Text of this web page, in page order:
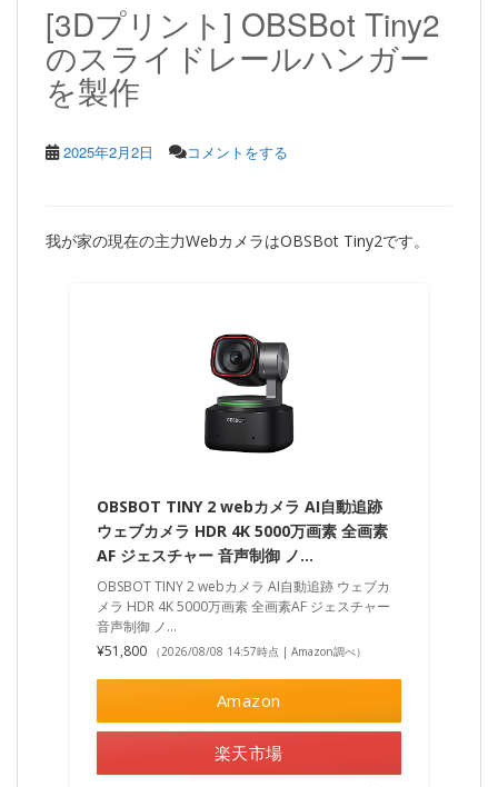
[3Dプリント] OBSBot Tiny2
のスライドレールハンガー
を製作
2025年2月2日 コメントをする
我が家の現在の主力WebカメラはOBSBot Tiny2です。
OBSBOT TINY 2 webカメラ AI自動追跡
ウェブカメラ HDR 4K 5000万画素 全画素
AF ジェスチャー 音声制御 ノ…
OBSBOT TINY 2 webカメラ AI自動追跡 ウェブカ
メラ HDR 4K 5000万画素 全画素AF ジェスチャー
音声制御 ノ…
¥51,800
（2026/08/08 14:57時点 | Amazon調べ）
Amazon
楽天市場